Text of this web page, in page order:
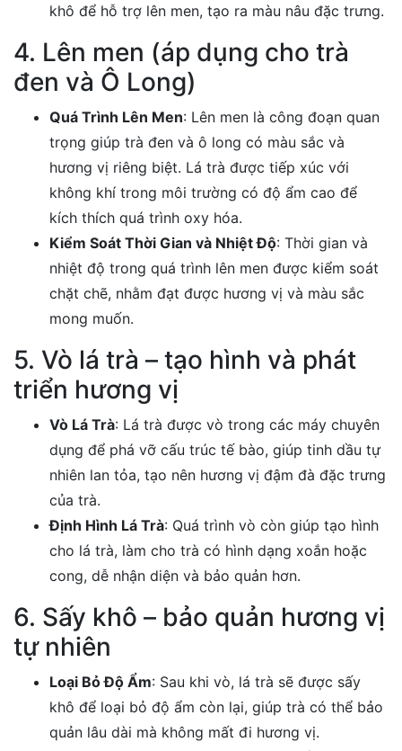
khô để hỗ trợ lên men, tạo ra màu nâu đặc trưng.
4. Lên men (áp dụng cho trà
đen và Ô Long)
Quá Trình Lên Men: Lên men là công đoạn quan
trọng giúp trà đen và ô long có màu sắc và
hương vị riêng biệt. Lá trà được tiếp xúc với
không khí trong môi trường có độ ẩm cao để
kích thích quá trình oxy hóa.
Kiểm Soát Thời Gian và Nhiệt Độ: Thời gian và
nhiệt độ trong quá trình lên men được kiểm soát
chặt chẽ, nhằm đạt được hương vị và màu sắc
mong muốn.
5. Vò lá trà – tạo hình và phát
triển hương vị
Vò Lá Trà: Lá trà được vò trong các máy chuyên
dụng để phá vỡ cấu trúc tế bào, giúp tinh dầu tự
nhiên lan tỏa, tạo nên hương vị đậm đà đặc trưng
của trà.
Định Hình Lá Trà: Quá trình vò còn giúp tạo hình
cho lá trà, làm cho trà có hình dạng xoắn hoặc
cong, dễ nhận diện và bảo quản hơn.
6. Sấy khô – bảo quản hương vị
tự nhiên
Loại Bỏ Độ Ẩm: Sau khi vò, lá trà sẽ được sấy
khô để loại bỏ độ ẩm còn lại, giúp trà có thể bảo
quản lâu dài mà không mất đi hương vị.